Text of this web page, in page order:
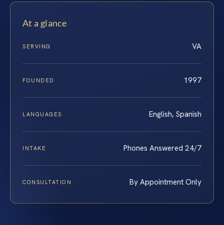
At a glance
SERVING VA
FOUNDED 1997
LANGUAGES English, Spanish
INTAKE Phones Answered 24/7
CONSULTATION By Appointment Only